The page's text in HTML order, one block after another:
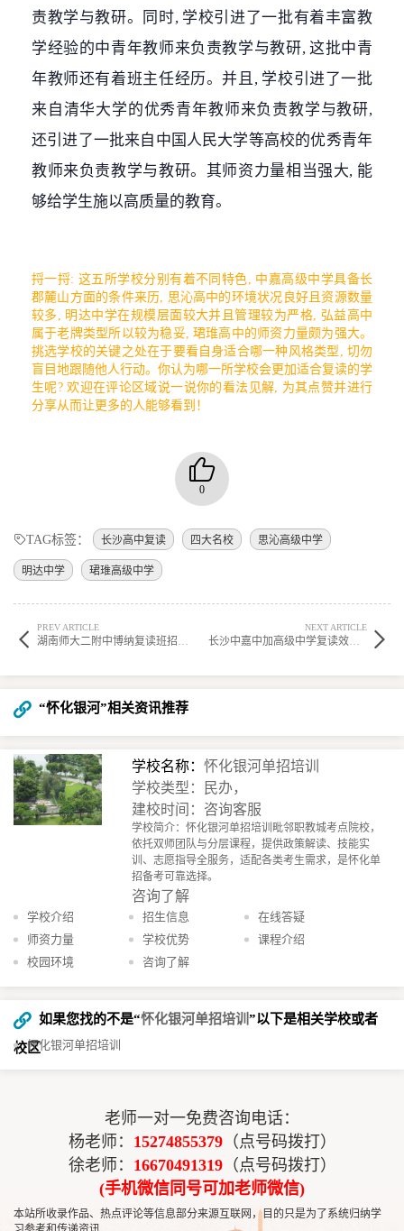
责教学与教研。同时, 学校引进了一批有着丰富教
学经验的中青年教师来负责教学与教研, 这批中青
年教师还有着班主任经历。并且, 学校引进了一批
来自清华大学的优秀青年教师来负责教学与教研,
还引进了一批来自中国人民大学等高校的优秀青年
教师来负责教学与教研。其师资力量相当强大, 能
够给学生施以高质量的教育。
捋一捋: 这五所学校分别有着不同特色, 中嘉高级中学具备长
郡麓山方面的条件来历, 思沁高中的环境状况良好且资源数量
较多, 明达中学在规模层面较大并且管理较为严格, 弘益高中
属于老牌类型所以较为稳妥, 珺琟高中的师资力量颇为强大。
挑选学校的关键之处在于要看自身适合哪一种风格类型, 切勿
盲目地跟随他人行动。你认为哪一所学校会更加适合复读的学
生呢? 欢迎在评论区域说一说你的看法见解, 为其点赞并进行
分享从而让更多的人能够看到！
0
TAG标签： 长沙高中复读 四大名校 思沁高级中学
明达中学 珺琟高级中学
PREV ARTICLE
湖南师大二附中博纳复读班招生电话及复读价值分析
NEXT ARTICLE
长沙中嘉中加高级中学复读效果如何？升学表现值得关注
“怀化银河”相关资讯推荐
学校名称：怀化银河单招培训
学校类型：民办，
建校时间：咨询客服
学校简介：怀化银河单招培训毗邻职教城考点院校，
依托双师团队与分层课程，提供政策解读、技能实
训、志愿指导全服务，适配各类考生需求，是怀化单
招备考可靠选择。​
咨询了解
学校介绍 招生信息
在线答疑
师资力量
学校优势
课程介绍
校园环境
咨询了解
如果您找的不是“怀化银河单招培训 ”以下是相关学校或者
校区怀化银河单招培训
老师一对一免费咨询电话：
杨老师： 15274855379（点号码拨打）
徐老师： 16670491319（点号码拨打）
(手机微信同号可加老师微信)
本站所收录作品、热点评论等信息部分来源互联网，目的只是为了系统归纳学